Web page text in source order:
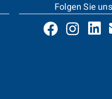
Folgen Sie uns